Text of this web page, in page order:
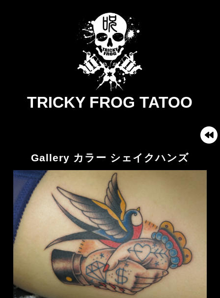
TRICKY FROG TATOO
Gallery カラー シェイクハンズ